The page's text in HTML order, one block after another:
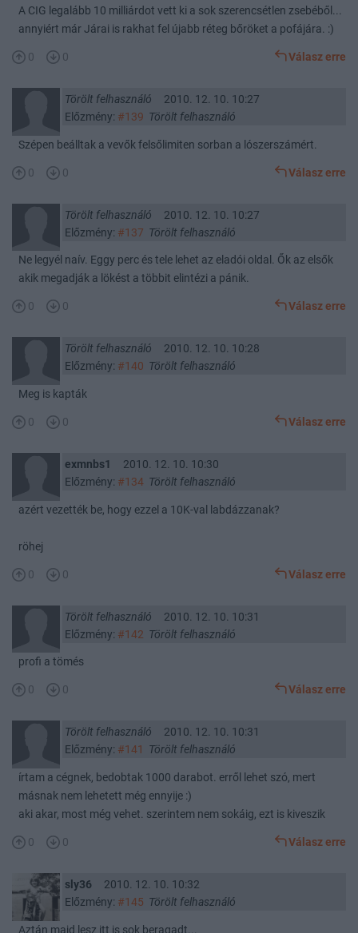
A CIG legalább 10 milliárdot vett ki a sok szerencsétlen zsebéből...
annyiért már Járai is rakhat fel újabb réteg bőröket a pofájára. :)
0 0 Válasz erre
Törölt felhasználó
2010. 12. 10. 10:27
Előzmény: #139 Törölt felhasználó
Szépen beálltak a vevők felsőlimiten sorban a lószerszámért.
0 0 Válasz erre
Törölt felhasználó
2010. 12. 10. 10:27
Előzmény: #137 Törölt felhasználó
Ne legyél naív. Eggy perc és tele lehet az eladói oldal. Ők az elsők
akik megadják a lökést a többit elintézi a pánik.
0 0 Válasz erre
Törölt felhasználó
2010. 12. 10. 10:28
Előzmény: #140 Törölt felhasználó
Meg is kapták
0 0 Válasz erre
exmnbs1
2010. 12. 10. 10:30
Előzmény: #134 Törölt felhasználó
azért vezették be, hogy ezzel a 10K-val labdázzanak?
röhej
0 0 Válasz erre
Törölt felhasználó
2010. 12. 10. 10:31
Előzmény: #142 Törölt felhasználó
profi a tömés
0 0 Válasz erre
Törölt felhasználó
2010. 12. 10. 10:31
Előzmény: #141 Törölt felhasználó
írtam a cégnek, bedobtak 1000 darabot. erről lehet szó, mert
másnak nem lehetett még ennyije :)
aki akar, most még vehet. szerintem nem sokáig, ezt is kiveszik
0 0 Válasz erre
sly36
2010. 12. 10. 10:32
Előzmény: #145 Törölt felhasználó
Aztán majd lesz itt is sok beragadt...